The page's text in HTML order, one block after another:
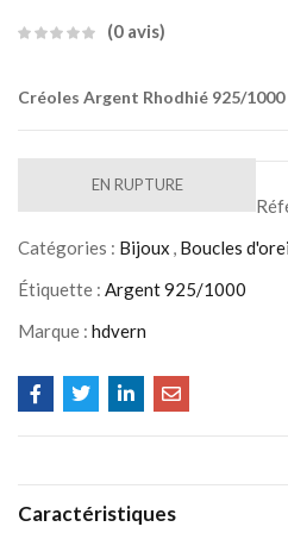
0 avis
Créoles Argent Rhodhié 925/1000
EN RUPTURE
Catégories : Bijoux , Boucles
Étiquette : Argent 925/1000
Marque : hdvern
Caractéristiques